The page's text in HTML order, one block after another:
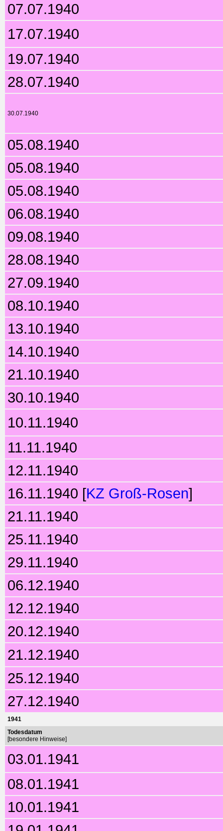
07.07.1940
17.07.1940
19.07.1940
28.07.1940
30.07.1940
05.08.1940
05.08.1940
05.08.1940
06.08.1940
09.08.1940
28.08.1940
27.09.1940
08.10.1940
13.10.1940
14.10.1940
21.10.1940
30.10.1940
10.11.1940
11.11.1940
12.11.1940
16.11.1940 [KZ Groß-Rosen]
21.11.1940
25.11.1940
29.11.1940
06.12.1940
12.12.1940
20.12.1940
21.12.1940
25.12.1940
27.12.1940
1941
Todesdatum
[besondere Hinweise]
03.01.1941
08.01.1941
10.01.1941